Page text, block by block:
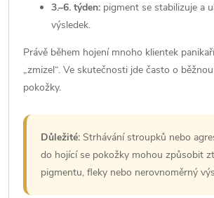
3.–6. týden: pigment se stabilizuje a
výsledek.
Právě během hojení mnoho klientek
„zmizel“. Ve skutečnosti jde často o
pokožky.
Důležité: Strhávání stroupků nebo
do hojící se pokožky mohou způsobit
pigmentu, fleky nebo nerovnoměrný